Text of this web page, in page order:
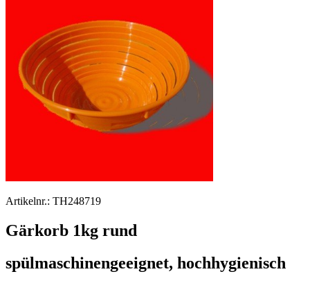
Artikelnr.: TH248719
Gärkorb 1kg rund
spülmaschinengeeignet, hochhygienisch